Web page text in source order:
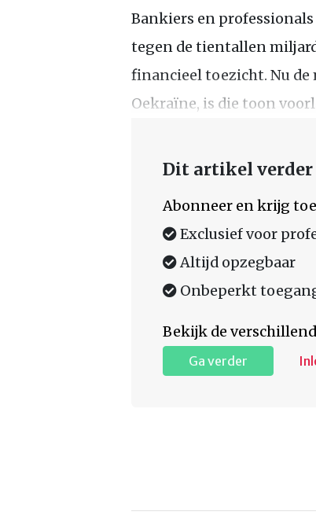
Bankiers en
tegen de tientallen
financieel toezicht. Nu
Oekraïne, is die toon
Dit artikel verder
Abonneer en krijg
Exclusief voor
Altijd opzegbaar
Onbeperkt
Bekijk de
Ga verder